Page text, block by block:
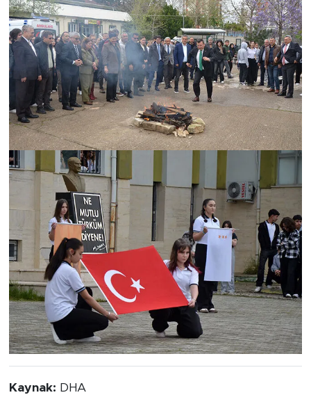
Kaynak: DHA